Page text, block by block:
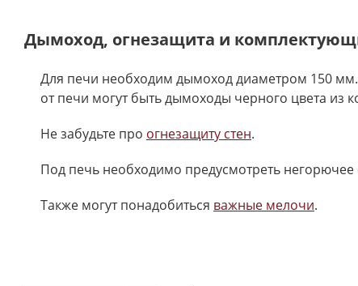
Дымоход, огнезащита и
Для печи необходим дымоход диаметром 150
от печи могут быть дымоходы черного цвета из
Не забудьте про огнезащиту стен.
Под печь необходимо предусмотреть
Также могут понадобиться важные мелочи.